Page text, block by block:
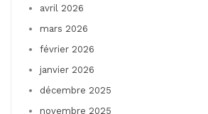
avril 2026
mars 2026
février 2026
janvier 2026
décembre 2025
novembre 2025